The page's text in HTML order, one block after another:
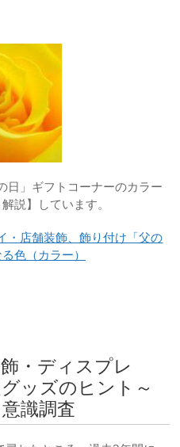
日」ギフトコーナーのカラー
説】しています。
・店舗装飾、飾り付け「父の
色（カラー）
・ディスプレ
ッズのヒント～
識調査